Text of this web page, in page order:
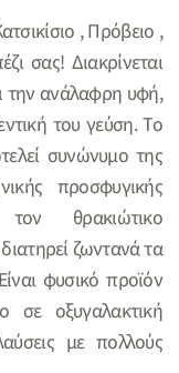
, Πρόβειο ,
σας! Διακρίνεται
την ανάλαφρη υφή,
του γεύση. Το
συνώνυμο της
προσφυγικής
θρακιώτικο
ζωντανά τα
φυσικό προϊόν
σε οξυγαλακτική
με πολλούς